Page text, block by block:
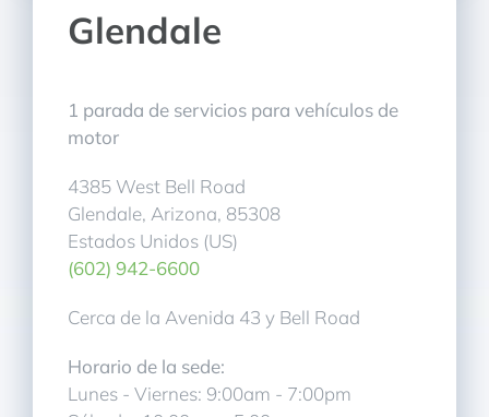
Glendale
1 parada de servicios para vehículos de
motor
4385 West Bell Road
Glendale, Arizona, 85308
Estados Unidos (US)
(602) 942-6600
Cerca de la Avenida 43 y Bell Road
Horario de la sede:
Lunes - Viernes: 9:00am - 7:00pm